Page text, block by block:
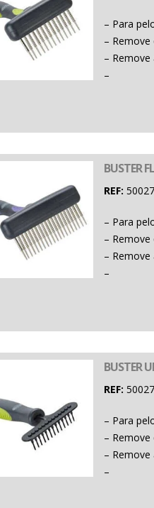
– Para
–
–
–
BUSTER
REF:
– Para
–
–
–
BUSTER
REF:
– Para
–
–
–